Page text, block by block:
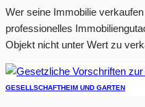
Wer seine Immobilie
professionelles
Objekt nicht unter Wert zu
GESELLSCHAFTHEIM UND GARTEN